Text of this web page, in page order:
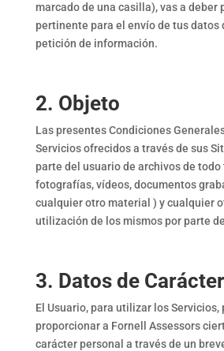
marcado de una casilla), vas a deber
pertinente para el envío de tus datos
petición de información.
2. Objeto
Las presentes Condiciones
Servicios ofrecidos a través de sus
parte del usuario de archivos de todo
fotografías, vídeos, documentos
cualquier otro material ) y cualquier
utilización de los mismos por parte
3. Datos de
El Usuario, para utilizar los
proporcionar a Fornell Assessors
carácter personal a través de un